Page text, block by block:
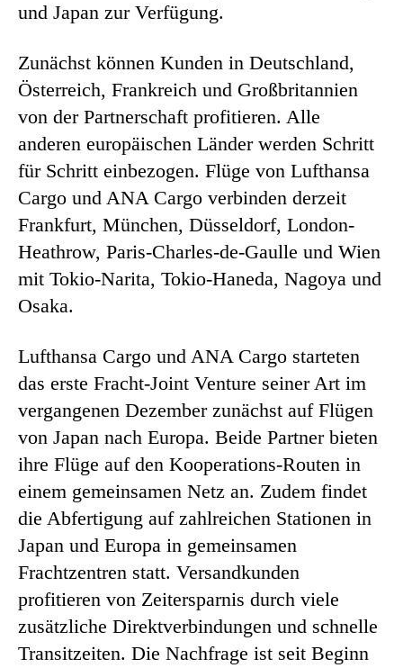
und Japan zur Verfügung.
Zunächst können Kunden in Deutschland,
Österreich, Frankreich und Großbritannien
von der Partnerschaft profitieren. Alle
anderen europäischen Länder werden Schritt
für Schritt einbezogen. Flüge von Lufthansa
Cargo und ANA Cargo verbinden derzeit
Frankfurt, München, Düsseldorf, London-
Heathrow, Paris-Charles-de-Gaulle und Wien
mit Tokio-Narita, Tokio-Haneda, Nagoya und
Osaka.
Lufthansa Cargo und ANA Cargo starteten
das erste Fracht-Joint Venture seiner Art im
vergangenen Dezember zunächst auf Flügen
von Japan nach Europa. Beide Partner bieten
ihre Flüge auf den Kooperations-Routen in
einem gemeinsamen Netz an. Zudem findet
die Abfertigung auf zahlreichen Stationen in
Japan und Europa in gemeinsamen
Frachtzentren statt. Versandkunden
profitieren von Zeitersparnis durch viele
zusätzliche Direktverbindungen und schnelle
Transitzeiten. Die Nachfrage ist seit Beginn